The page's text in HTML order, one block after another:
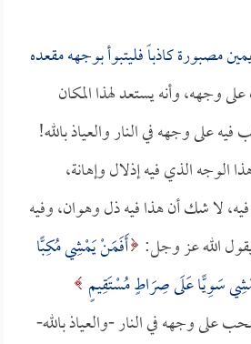
مصبورة كاذباً فليتبوأ بوجهه مقعده
وجهه، وأنه يستعد لهذا المكان
على وجهه في النار والعياذ بالله!
الوجه الذي فيه إذلال وإهانة،
لا شك أن هذا فيه ذل وهوان، وفيه
يقول الله عز وجل: أَفَمَنْ يَمْشِي مُكِبًّا
سَوِيًّا عَلَى صِرَاطٍ مُسْتَقِيمٍ
يسحب على وجهه في النار -والعياذ بالله-